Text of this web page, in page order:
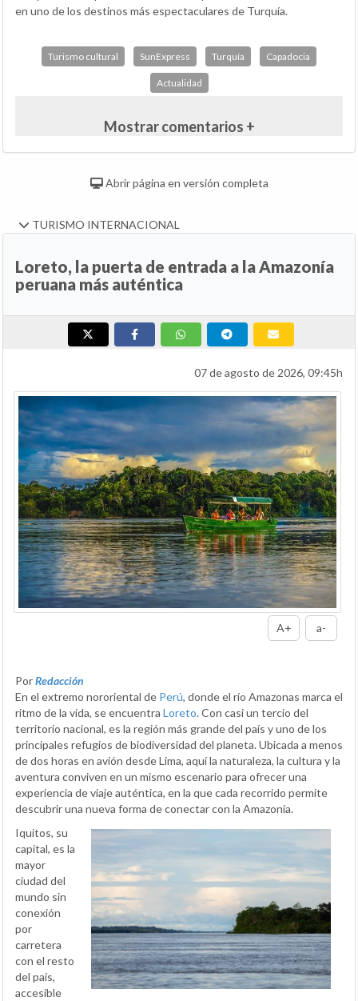
en uno de los destinos más espectaculares de Turquía.
Turismo cultural SunExpress Turquía Capadocia
Actualidad
Mostrar comentarios +
Abrir página en versión completa
TURISMO INTERNACIONAL
Loreto, la puerta de entrada a la Amazonía
peruana más auténtica
07 de agosto de 2026, 09:45h
A+ a-
PorRedacción
En el extremo nororiental de Perú, donde el río Amazonas marca el
ritmo de la vida, se encuentra Loreto. Con casi un tercio del
territorio nacional, es la región más grande del país y uno de los
principales refugios de biodiversidad del planeta. Ubicada a menos
de dos horas en avión desde Lima, aquí la naturaleza, la cultura y la
aventura conviven en un mismo escenario para ofrecer una
experiencia de viaje auténtica, en la que cada recorrido permite
descubrir una nueva forma de conectar con la Amazonía.
Iquitos, su
capital, es la
mayor
ciudad del
mundo sin
conexión
por
carretera
con el resto
del país,
accesible